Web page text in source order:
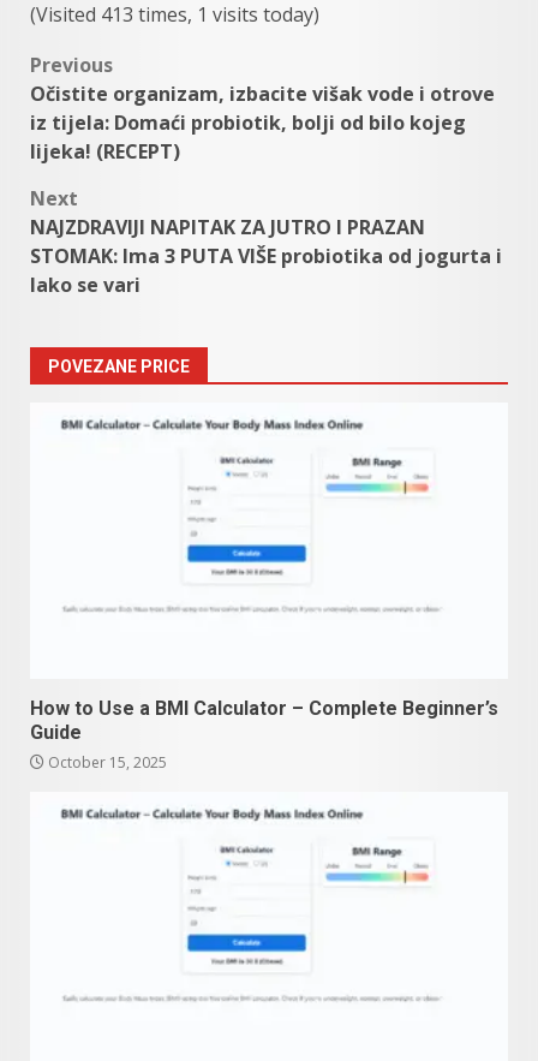
(Visited 413 times, 1 visits today)
Post
navigation
Previous
Očistite organizam, izbacite višak vode i otrove
iz tijela: Domaći probiotik, bolji od bilo kojeg
lijeka! (RECEPT)
Next
NAJZDRAVIJI NAPITAK ZA JUTRO I PRAZAN
STOMAK: Ima 3 PUTA VIŠE probiotika od jogurta i
lako se vari
POVEZANE PRICE
How to Use a BMI Calculator – Complete Beginner’s
Guide
October 15, 2025